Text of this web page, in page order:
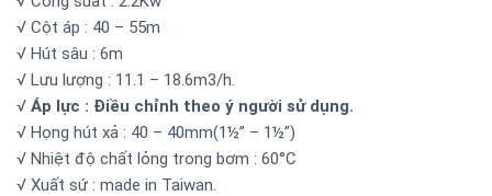
√ Cột áp : 40 – 55m
√ Hút sâu : 6m
√ Lưu lượng : 11.1 – 18.6m3/h.
√ Áp lực : Điều chỉnh theo ý người sử dụng.
√ Họng hút xả : 40 – 40mm(1½” – 1½”)
√ Nhiệt độ chất lỏng trong bơm : 60°C
√ Xuất sứ : made in Taiwan.